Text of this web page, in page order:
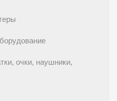
очки, наушники,